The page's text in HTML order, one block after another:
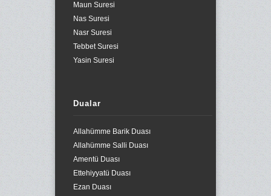
Maun Suresi
Nas Suresi
Nasr Suresi
Tebbet Suresi
Yasin Suresi
Dualar
Allahümme Barik Duası
Allahümme Salli Duası
Amentü Duası
Ettehiyyatü Duası
Ezan Duası